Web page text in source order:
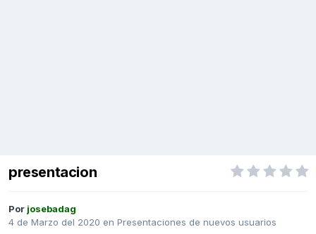
presentacion
Por josebadag
4 de Marzo del 2020 en Presentaciones de nuevos usuarios